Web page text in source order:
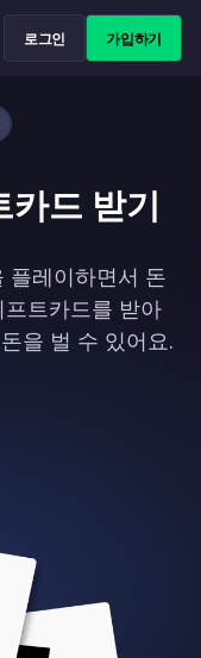
로그인 가입하기
카드 받기
플레이하면서 돈
트카드를 받아
을 벌 수 있어요.